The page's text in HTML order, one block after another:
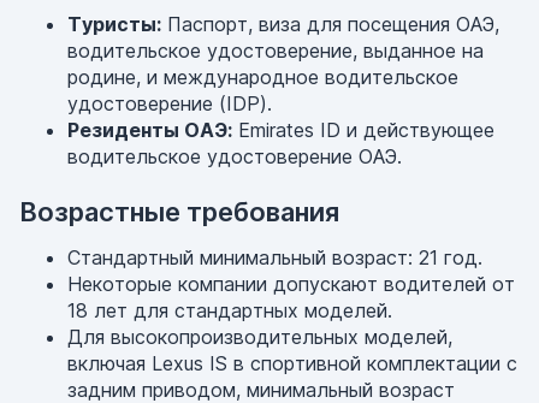
Туристы: Паспорт, виза для посещения ОАЭ,
водительское удостоверение, выданное на
родине, и международное водительское
удостоверение (IDP).
Резиденты ОАЭ: Emirates ID и действующее
водительское удостоверение ОАЭ.
Возрастные требования
Стандартный минимальный возраст: 21 год.
Некоторые компании допускают водителей от
18 лет для стандартных моделей.
Для высокопроизводительных моделей,
включая Lexus IS в спортивной комплектации с
задним приводом, минимальный возраст